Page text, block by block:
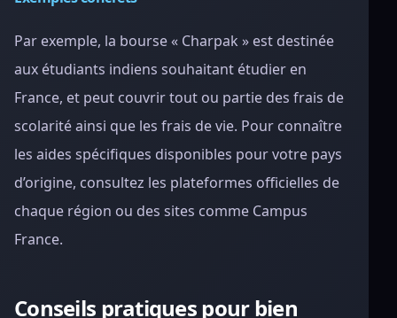
Par exemple, la bourse « Charpak » est destinée
aux étudiants indiens souhaitant étudier en
France, et peut couvrir tout ou partie des frais de
scolarité ainsi que les frais de vie. Pour connaître
les aides spécifiques disponibles pour votre pays
d’origine, consultez les plateformes officielles de
chaque région ou des sites comme Campus
France.
Conseils pratiques pour bien